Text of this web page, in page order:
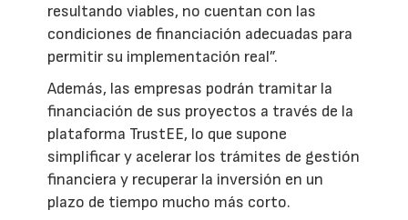
resultando viables, no cuentan con las
condiciones de financiación adecuadas para
permitir su implementación real”.
Además, las empresas podrán tramitar la
financiación de sus proyectos a través de la
plataforma TrustEE, lo que supone
simplificar y acelerar los trámites de gestión
financiera y recuperar la inversión en un
plazo de tiempo mucho más corto.